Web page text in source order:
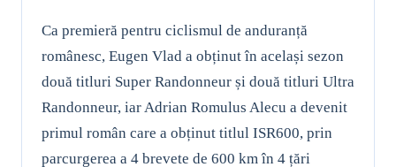
Ca premieră pentru ciclismul de anduranță
românesc, Eugen Vlad a obținut în același sezon
două titluri Super Randonneur și două titluri Ultra
Randonneur, iar Adrian Romulus Alecu a devenit
primul român care a obținut titlul ISR600, prin
parcurgerea a 4 brevete de 600 km în 4 țări